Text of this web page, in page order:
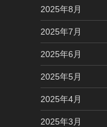
2025年8月
2025年7月
2025年6月
2025年5月
2025年4月
2025年3月